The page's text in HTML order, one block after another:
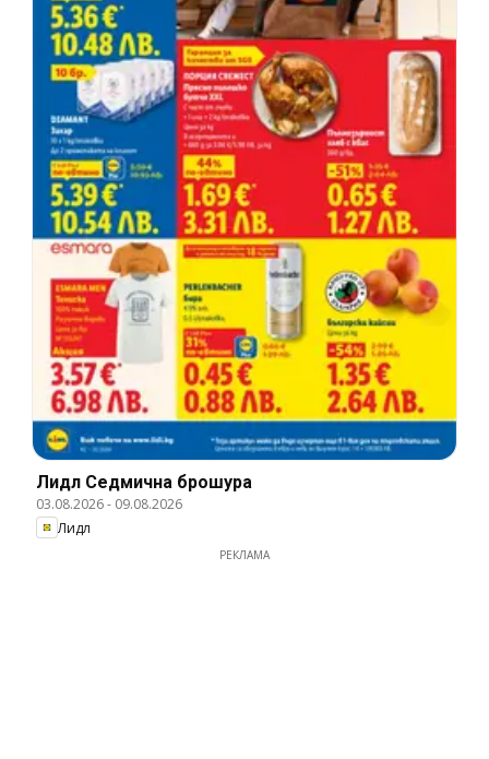
Лидл Cедмична брошура
03.08.2026- 09.08.2026
Лидл
РЕКЛАМА